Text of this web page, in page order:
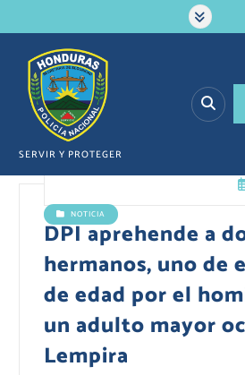
a
SERVIR Y PROTEGER
NOTICIA
DPI aprehende a
hermanos, uno de
de edad por el
un adulto mayor
Lempira